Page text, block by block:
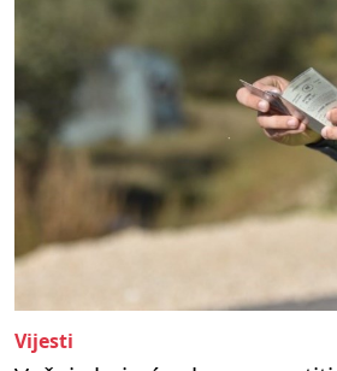
Vijesti